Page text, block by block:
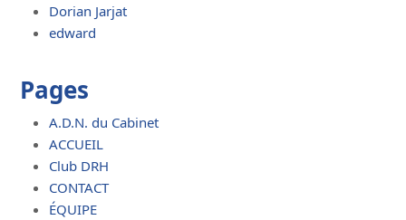
Dorian Jarjat
edward
Pages
A.D.N. du Cabinet
ACCUEIL
Club DRH
CONTACT
ÉQUIPE